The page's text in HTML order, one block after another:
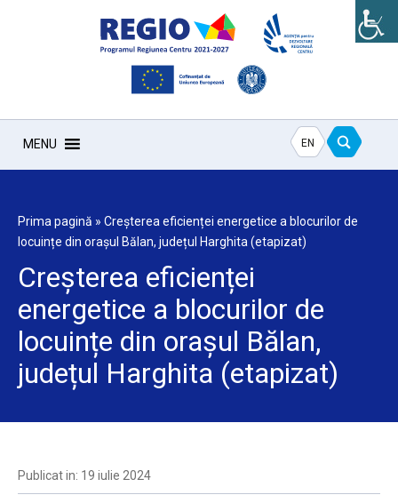
MENU EN
Prima pagină » Creșterea eficienței energetice a blocurilor de
locuințe din orașul Bălan, județul Harghita (etapizat)
Creșterea eficienței
energetice a blocurilor de
locuințe din orașul Bălan,
județul Harghita (etapizat)
Publicat in: 19 iulie 2024